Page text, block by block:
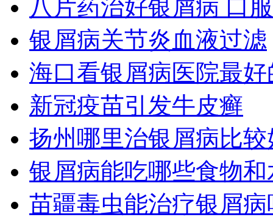
八片药治好银屑病 口
银屑病关节炎血液过滤
海口看银屑病医院最
新冠疫苗引发牛皮癣
扬州哪里治银屑病比
银屑病能吃哪些食物
苗疆毒虫能治疗银屑病